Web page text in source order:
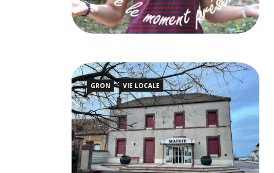
GRON VIE LOCALE